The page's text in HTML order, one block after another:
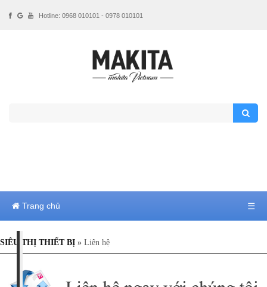
Trang chủ ☰
SIÊU THỊ THIẾT BỊ » Liên hệ
Hotline: 0968 010101 - 0978 010101